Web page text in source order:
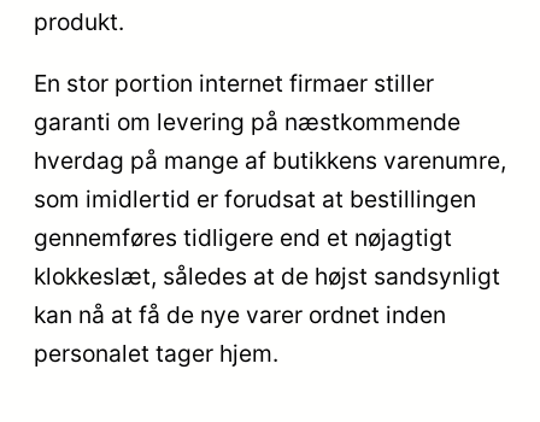
produkt.
En stor portion internet firmaer stiller
garanti om levering på næstkommende
hverdag på mange af butikkens varenumre,
som imidlertid er forudsat at bestillingen
gennemføres tidligere end et nøjagtigt
klokkeslæt, således at de højst sandsynligt
kan nå at få de nye varer ordnet inden
personalet tager hjem.